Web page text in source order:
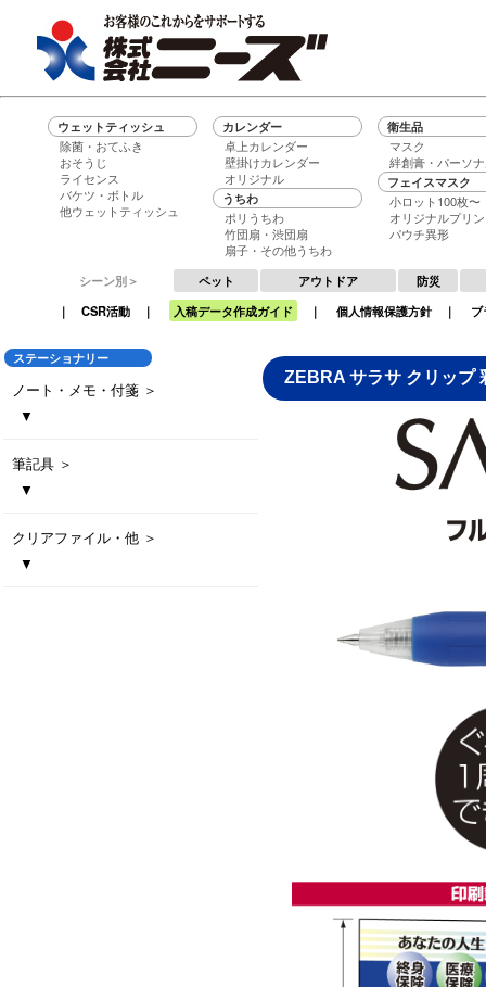
ウェットティッシュ
除菌・おてふき
おそうじ
ライセンス
バケツ・ボトル
他ウェットティッシュ
カレンダー
卓上カレンダー
壁掛けカレンダー
オリジナル
うちわ
ポリうちわ
竹団扇・渋団扇
扇子・その他うちわ
衛生品
マスク
絆創膏・パーソ
フェイスマスク
小ロット100枚〜
オリジナルプリ
パウチ異形
シーン別＞ ペット アウトドア
防災
｜ CSR活動 ｜ 入稿データ作成ガイド ｜ 個人情報保護方針 ｜
ステーショナリー
ノート・メモ・付箋 ＞
▼
ダブルリングノート
ペン立てデスクメモ
ポケットメモ
くるみ巻きメモ
トップメモ30
名入れ付箋 パステル
名入れ付箋 ネオン
筆記具 ＞
▼
PILOT スーパーグリップ G
PILOT ジュース 0.5白軸
PILOT アクロボールTシリーズ
PILOT フリクションボールノック
PILOT アクロボール３（0.5/0.7）
PILOT フリクションライト
ZEBRA エマルジョンボールペン ブレン 1c
ZEBRA エマルジョンボールペン ブレン 3c
ZEBRA エマルジョンボールペン ブレン 2c+S
ZEBRA サラサクリップホワイト軸0.5 彩り職人
ZEBRA デルガード 0.5
ZEBRA クリップオン マルチ
三菱鉛筆 ジェットストリーム
スタンダード 0.5mm
三菱鉛筆 ジェットストリーム
スタンダード 0.5mm 名入れ専用商品
三菱鉛筆 ジェットストリーム
スタンダード 0.7mm
三菱鉛筆 ジェットストリーム
スタンダード 0.7mm 名入れ専用商品
三菱鉛筆 ジェットストリーム
3色ボールペン 0.5mm
三菱鉛筆 ジェットストリーム
3色ボールペン 0.7mm
三菱鉛筆 ジェットストリーム
多機能ペン4&1 0.5mm
三菱鉛筆 ジェットストリーム
3多機能ペン4&1 0.7mm
三菱鉛筆 クルトガ アドバンス
シャープペン
ビターボールペン
ファイングリップボールペン
4 in 1 タッチペン
3色ボールペン
メタルトーンタッチペン
モバイルタッチ3色ボールペン
メタルラバーペン
メタルラバータッチペン
クリアファイル・他 ＞
▼
ZEBRA サラサ クリップ